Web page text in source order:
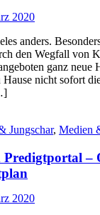
2020
anders.
den Wegfall von
ganz neue
nicht sofort
Jungschar, Medien
–
2020